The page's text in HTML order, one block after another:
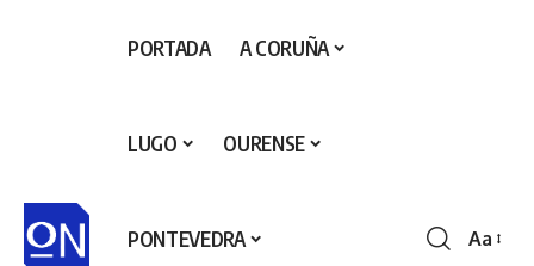
PORTADA A CORUÑA
LUGO OURENSE
PONTEVEDRA Aa